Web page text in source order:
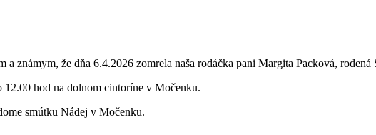
známym, že dňa 6.4.2026 zomrela naša rodáčka pani Margita Packová,
12.00 hod na dolnom cintoríne v Močenku.
smútku Nádej v Močenku.